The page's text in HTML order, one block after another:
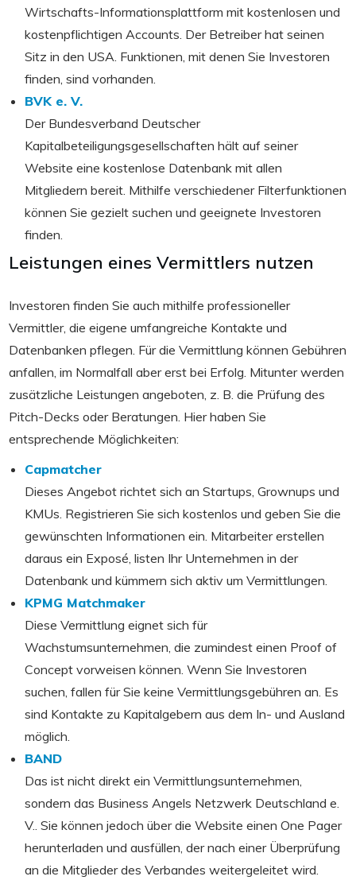
Wirtschafts-Informationsplattform mit kostenlosen und
kostenpflichtigen Accounts. Der Betreiber hat seinen
Sitz in den USA. Funktionen, mit denen Sie Investoren
finden, sind vorhanden.
BVK e. V.
Der Bundesverband Deutscher
Kapitalbeteiligungsgesellschaften hält auf seiner
Website eine kostenlose Datenbank mit allen
Mitgliedern bereit. Mithilfe verschiedener Filterfunktionen
können Sie gezielt suchen und geeignete Investoren
finden.
Leistungen eines Vermittlers nutzen
Investoren finden Sie auch mithilfe professioneller
Vermittler, die eigene umfangreiche Kontakte und
Datenbanken pflegen. Für die Vermittlung können Gebühren
anfallen, im Normalfall aber erst bei Erfolg. Mitunter werden
zusätzliche Leistungen angeboten, z. B. die Prüfung des
Pitch-Decks oder Beratungen. Hier haben Sie
entsprechende Möglichkeiten:
Capmatcher
Dieses Angebot richtet sich an Startups, Grownups und
KMUs. Registrieren Sie sich kostenlos und geben Sie die
gewünschten Informationen ein. Mitarbeiter erstellen
daraus ein Exposé, listen Ihr Unternehmen in der
Datenbank und kümmern sich aktiv um Vermittlungen.
KPMG Matchmaker
Diese Vermittlung eignet sich für
Wachstumsunternehmen, die zumindest einen Proof of
Concept vorweisen können. Wenn Sie Investoren
suchen, fallen für Sie keine Vermittlungsgebühren an. Es
sind Kontakte zu Kapitalgebern aus dem In- und Ausland
möglich.
BAND
Das ist nicht direkt ein Vermittlungsunternehmen,
sondern das Business Angels Netzwerk Deutschland e.
V.. Sie können jedoch über die Website einen One Pager
herunterladen und ausfüllen, der nach einer Überprüfung
an die Mitglieder des Verbandes weitergeleitet wird.